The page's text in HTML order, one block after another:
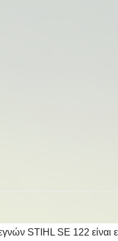
STIHL SE 122 είναι